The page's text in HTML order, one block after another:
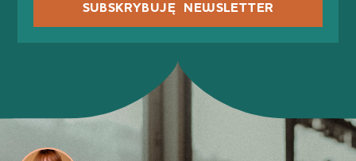
SUBSKRYBUJĘ NEWSLETTER